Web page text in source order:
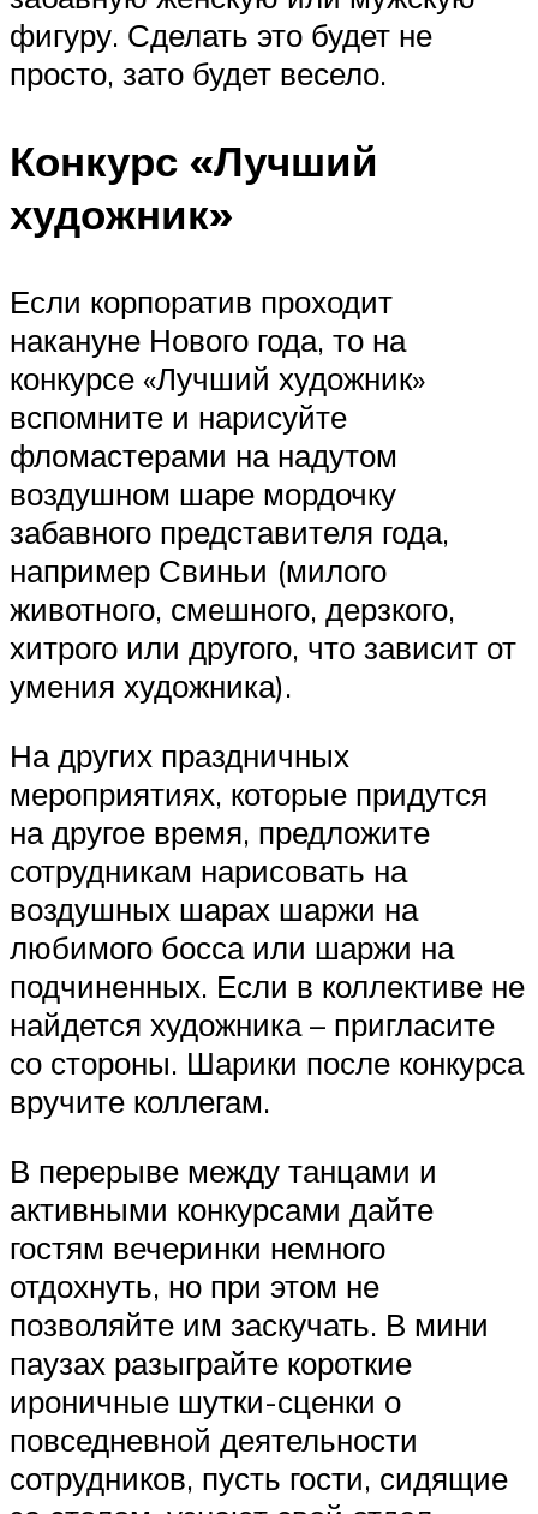
фигуру. Сделать это будет не
просто, зато будет весело.
Конкурс «Лучший
художник»
Если корпоратив проходит
накануне Нового года, то на
конкурсе «Лучший художник»
вспомните и нарисуйте
фломастерами на надутом
воздушном шаре мордочку
забавного представителя года,
например Свиньи (милого
животного, смешного, дерзкого,
хитрого или другого, что зависит от
умения художника).
На других праздничных
мероприятиях, которые придутся
на другое время, предложите
сотрудникам нарисовать на
воздушных шарах шаржи на
любимого босса или шаржи на
подчиненных. Если в коллективе не
найдется художника – пригласите
со стороны. Шарики после конкурса
вручите коллегам.
В перерыве между танцами и
активными конкурсами дайте
гостям вечеринки немного
отдохнуть, но при этом не
позволяйте им заскучать. В мини
паузах разыграйте короткие
ироничные шутки-сценки о
повседневной деятельности
сотрудников, пусть гости, сидящие